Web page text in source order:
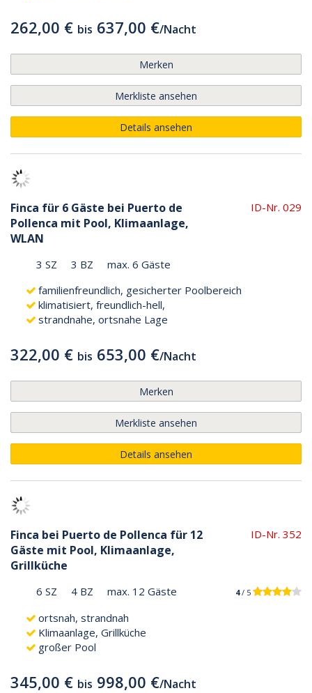
262,00 € bis 637,00 €/Nacht
Merken
Merkliste ansehen
Details ansehen
Finca für 6 Gäste bei Puerto de
Pollenca mit Pool, Klimaanlage,
WLAN
ID-Nr. 029
3 SZ 3 BZ
max. 6 Gäste
familienfreundlich, gesicherter Poolbereich
klimatisiert, freundlich-hell,
strandnahe, ortsnahe Lage
322,00 € bis 653,00 €/Nacht
Merken
Merkliste ansehen
Details ansehen
Finca bei Puerto de Pollenca für 12
Gäste mit Pool, Klimaanlage,
Grillküche
ID-Nr. 352
6 SZ 4 BZ max. 12 Gäste 4/ 5
ortsnah, strandnah
Klimaanlage, Grillküche
großer Pool
345,00 € bis 998,00 €/Nacht